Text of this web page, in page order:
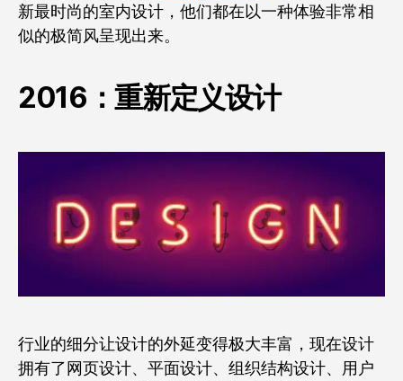
新最时尚的室内设计，他们都在以一种体验非常相
似的极简风呈现出来。
2016：重新定义设计
行业的细分让设计的外延变得极大丰富，现在设计
拥有了网页设计、平面设计、组织结构设计、用户